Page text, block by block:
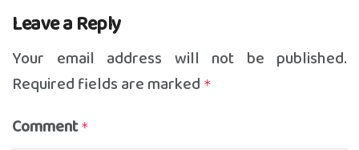
Leave a Reply
Your email address will not be published.
Required fields are marked *
Comment *